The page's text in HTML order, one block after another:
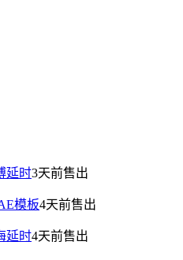
延时3天前售出
模板4天前售出
延时4天前售出